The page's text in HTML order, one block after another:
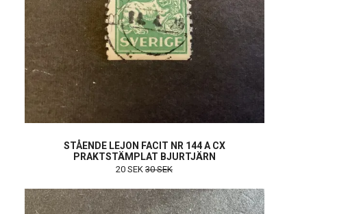
STÅENDE LEJON FACIT NR 144 A CX
PRAKTSTÄMPLAT BJURTJÄRN
20 SEK 30 SEK